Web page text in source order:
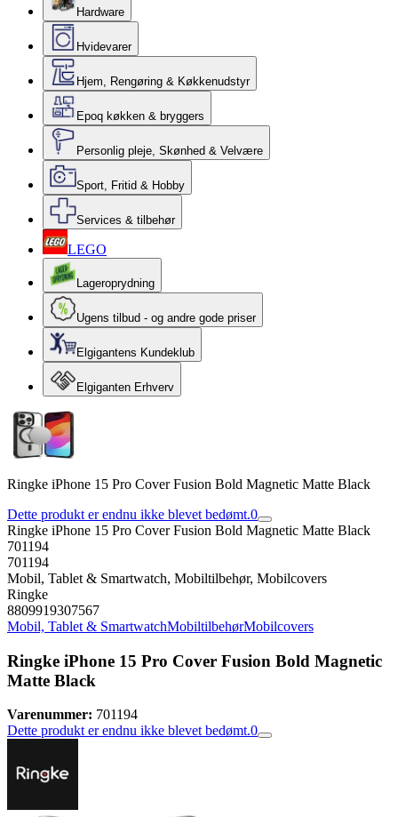
Hardware
Hvidevarer
Hjem, Rengøring & Køkkenudstyr
Epoq køkken & bryggers
Personlig pleje, Skønhed & Velvære
Sport, Fritid & Hobby
Services & tilbehør
LEGO
Lageroprydning
Ugens tilbud - og andre gode priser
Elgigantens Kundeklub
Elgiganten Erhverv
Ringke iPhone 15 Pro Cover Fusion Bold Magnetic Matte Black
Dette produkt er endnu ikke blevet bedømt.0
Ringke iPhone 15 Pro Cover Fusion Bold Magnetic Matte Black
701194
701194
Mobil, Tablet & Smartwatch, Mobiltilbehør, Mobilcovers
Ringke
8809919307567
Mobil, Tablet & SmartwatchMobiltilbehørMobilcovers
Ringke iPhone 15 Pro Cover Fusion Bold Magnetic
Matte Black
Varenummer: 701194
Dette produkt er endnu ikke blevet bedømt.0